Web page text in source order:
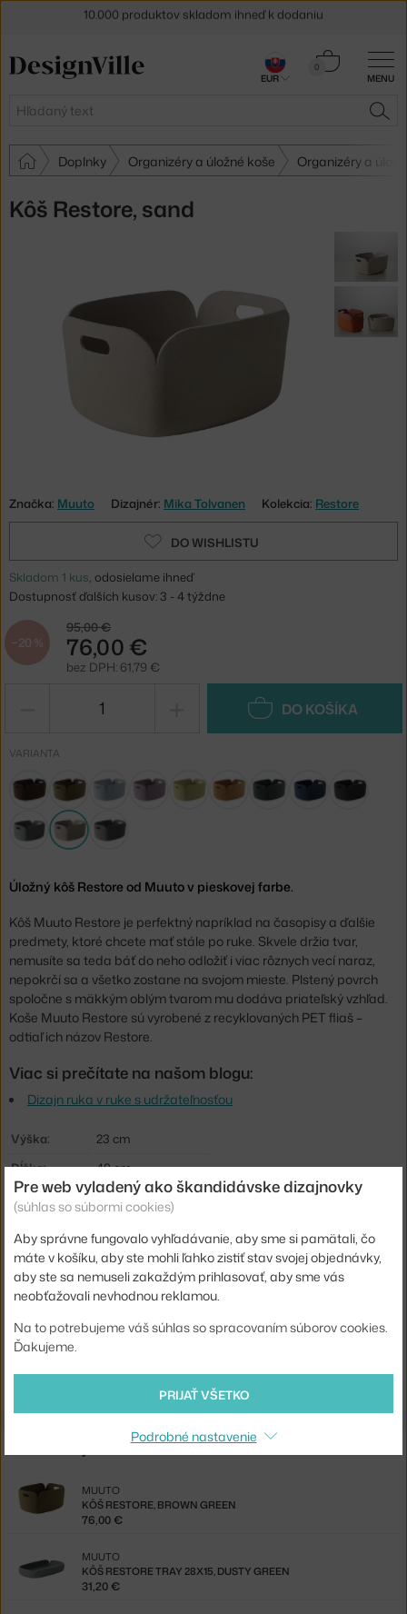
MENU
Hľadať
0
Košík
Doplnky Organizéry a úložné koše Organizéry a
Kôš Restore, sand
Značka: Muuto Dizajnér: Mika Tolvanen Kolekcia: Restore
DO WISHLISTU
Skladom 1 kus, odosielame ihneď
Dostupnosť ďalších kusov: 3 - 4 týždne
−20 %
95,00 €
76,00 €
bez DPH: 61,79 €
DO KOŠÍKA
VARIANTA
Úložný kôš Restore od Muuto v pieskovej farbe.
Kôš Muuto Restore je perfektný napríklad na časopisy a ďalšie
predmety, ktoré chcete mať stále po ruke. Skvele držia tvar,
nemusíte sa teda báť do neho odložiť i viac rôznych vecí naraz,
nepokrčí sa a všetko zostane na svojom mieste. Plstený povrch
spoločne s mäkkým oblým tvarom mu dodáva priateľský vzhľad.
Koše Muuto Restore sú vyrobené z recyklovaných PET fliaš –
odtiaľ ich názov Restore.
Viac si prečítate na našom blogu:
Dizajn ruka v ruke s udržateľnosťou
Výška:
23 cm
Dĺžka:
48 cm
Šírka:
35 cm
Materiál:
polymerová plsť
Kód produktu MUU-REEBAS48A12
Jste z Česka? Přejděte na
Shopping from the EU? Switch toRestore Basket, sand
Z rovnakej kolekcie
KÔŠ RESTORE, BROWN GREEN
MUUTO
76,00 €
KÔŠ RESTORE TRAY 28X15, DUSTY GREEN
MUUTO
31,20 €
30 dní na vrátenie tovaru
EUR
Pre web vyladený ako škandidávske dizajnovky
(súhlas so súbormi cookies)
Aby správne fungovalo vyhľadávanie, aby sme si pamätali, čo
máte v košíku, aby ste mohli ľahko zistiť stav svojej objednávky,
aby ste sa nemuseli zakaždým prihlasovať, aby sme vás
neobťažovali nevhodnou reklamou.
Na to potrebujeme váš súhlas so spracovaním súborov cookies.
Ďakujeme.
PRIJAŤ VŠETKO
Podrobné nastavenie